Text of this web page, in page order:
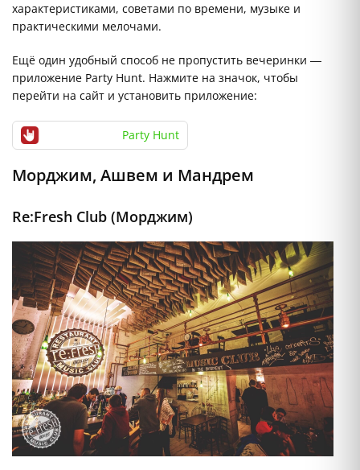
характеристиками, советами по времени, музыке и
практическими мелочами.
Ещё один удобный способ не пропустить вечеринки —
приложение Party Hunt. Нажмите на значок, чтобы
перейти на сайт и установить приложение:
Party Hunt
Морджим, Ашвем и Мандрем
Re:Fresh Club (Морджим)